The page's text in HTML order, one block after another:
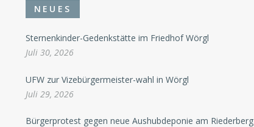
NEUES
Sternenkinder-Gedenkstätte im Friedhof Wörgl
Juli 30, 2026
UFW zur Vizebürgermeister-wahl in Wörgl
Juli 29, 2026
Bürgerprotest gegen neue Aushubdeponie am Riederberg